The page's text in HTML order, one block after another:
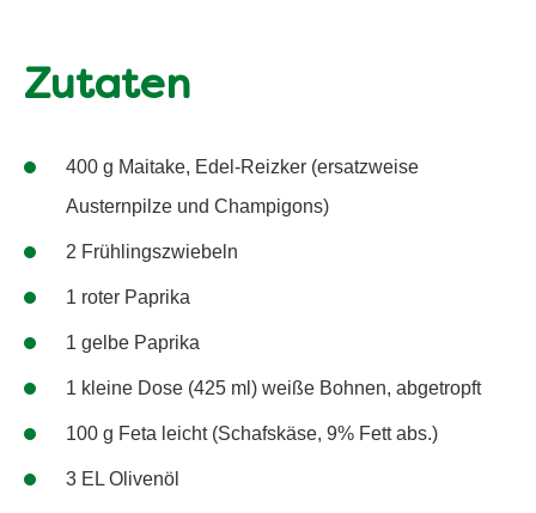
Zutaten
400 g Maitake, Edel-Reizker (ersatzweise
Austernpilze und Champigons)
2 Frühlingszwiebeln
1 roter Paprika
1 gelbe Paprika
1 kleine Dose (425 ml) weiße Bohnen, abgetropft
100 g Feta leicht (Schafskäse, 9% Fett abs.)
3 EL Olivenöl